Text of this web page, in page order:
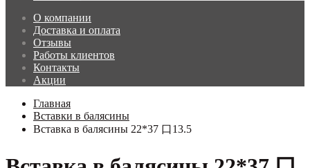
О компании
Доставка и оплата
Отзывы
Работы клиентов
Контакты
Акции
Главная
Вставки в балясины
Вставка в балясины 22*37 口13.5